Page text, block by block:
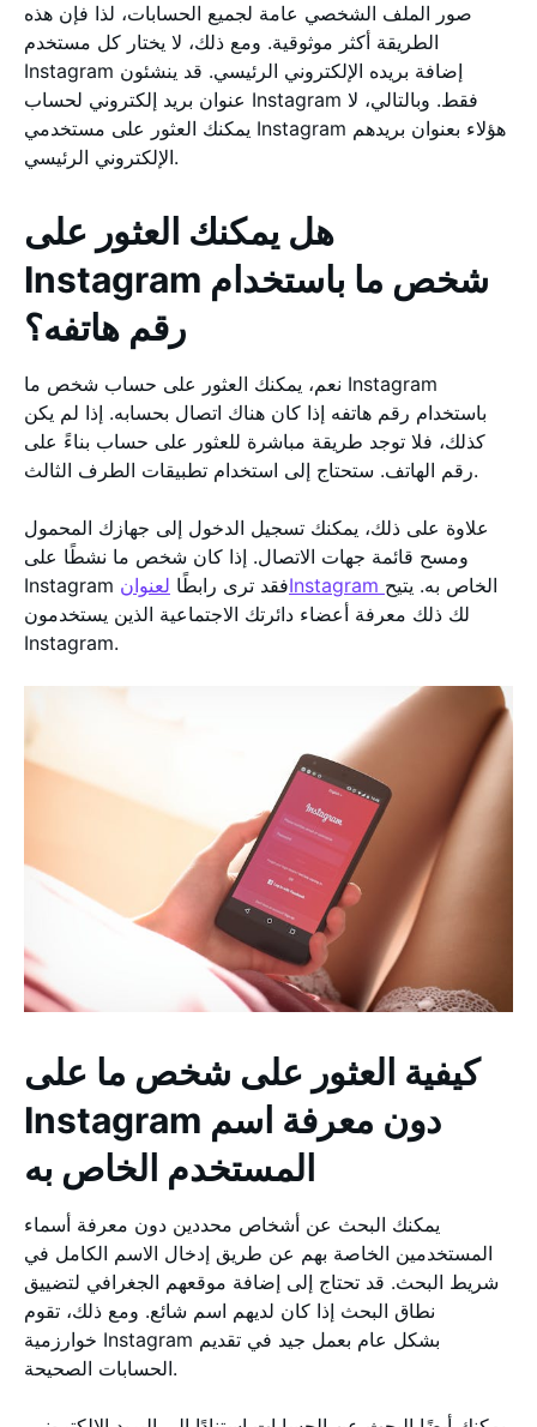
صور الملف الشخصي عامة لجميع الحسابات، لذا فإن هذه
الطريقة أكثر موثوقية. ومع ذلك، لا يختار كل مستخدم
Instagram إضافة بريده الإلكتروني الرئيسي. قد ينشئون
عنوان بريد إلكتروني لحساب Instagram فقط. وبالتالي، لا
يمكنك العثور على مستخدمي Instagram هؤلاء بعنوان بريدهم
الإلكتروني الرئيسي.
هل يمكنك العثور على
Instagram شخص ما باستخدام
رقم هاتفه؟
نعم، يمكنك العثور على حساب شخص ما Instagram
باستخدام رقم هاتفه إذا كان هناك اتصال بحسابه. إذا لم يكن
كذلك، فلا توجد طريقة مباشرة للعثور على حساب بناءً على
رقم الهاتف. ستحتاج إلى استخدام تطبيقات الطرف الثالث.
علاوة على ذلك، يمكنك تسجيل الدخول إلى جهازك المحمول
ومسح قائمة جهات الاتصال. إذا كان شخص ما نشطًا على
Instagram فقد ترى رابطًالعنوانInstagram الخاص به. يتيح
لك ذلك معرفة أعضاء دائرتك الاجتماعية الذين يستخدمون
Instagram.
كيفية العثور على شخص ما على
Instagram دون معرفة اسم
المستخدم الخاص به
يمكنك البحث عن أشخاص محددين دون معرفة أسماء
المستخدمين الخاصة بهم عن طريق إدخال الاسم الكامل في
شريط البحث. قد تحتاج إلى إضافة موقعهم الجغرافي لتضييق
نطاق البحث إذا كان لديهم اسم شائع. ومع ذلك، تقوم
خوارزمية Instagram بشكل عام بعمل جيد في تقديم
الحسابات الصحيحة.